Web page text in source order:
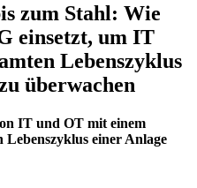
zum Stahl: Wie
einsetzt, um IT
Lebenszyklus
überwachen
IT und OT mit einem
Lebenszyklus einer Anlage